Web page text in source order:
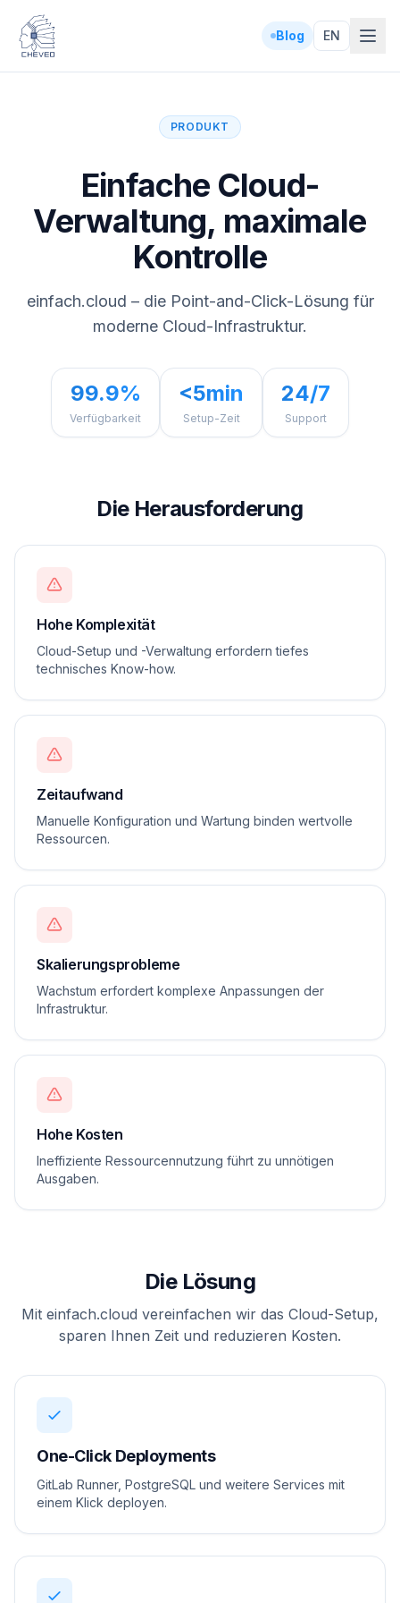
Blog EN
PRODUKT
Einfache Cloud-
Verwaltung, maximale
Kontrolle
einfach.cloud – die Point-and-Click-Lösung für
moderne Cloud-Infrastruktur.
99.9%
Verfügbarkeit
<5min
Setup-Zeit
24/7
Support
Die Herausforderung
Hohe Komplexität
Cloud-Setup und -Verwaltung erfordern tiefes
technisches Know-how.
Zeitaufwand
Manuelle Konfiguration und Wartung binden wertvolle
Ressourcen.
Skalierungsprobleme
Wachstum erfordert komplexe Anpassungen der
Infrastruktur.
Hohe Kosten
Ineffiziente Ressourcennutzung führt zu unnötigen
Ausgaben.
Die Lösung
Mit einfach.cloud vereinfachen wir das Cloud-Setup,
sparen Ihnen Zeit und reduzieren Kosten.
One-Click Deployments
GitLab Runner, PostgreSQL und weitere Services mit
einem Klick deployen.